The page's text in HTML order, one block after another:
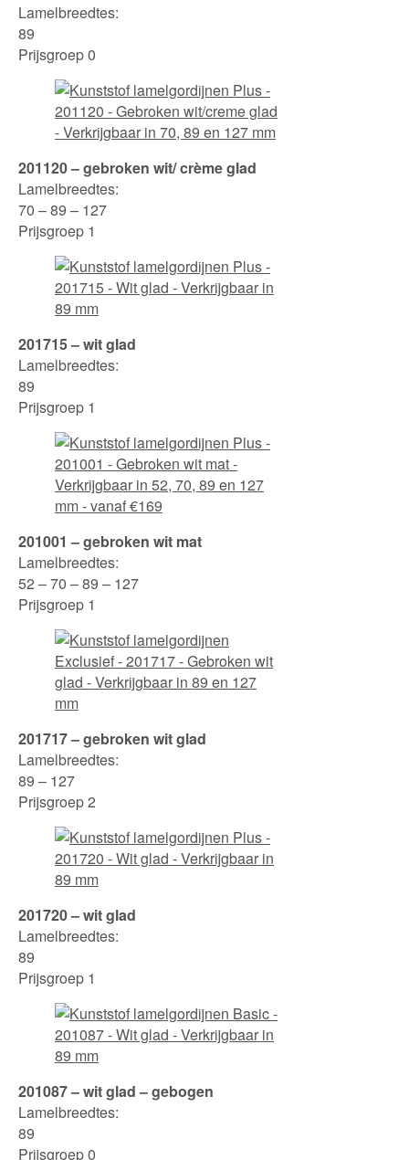
Lamelbreedtes:
89
Prijsgroep 0
201120 – gebroken wit/ crème glad
Lamelbreedtes:
70 – 89 – 127
Prijsgroep 1
201715 – wit glad
Lamelbreedtes:
89
Prijsgroep 1
201001 – gebroken wit mat
Lamelbreedtes:
52 – 70 – 89 – 127
Prijsgroep 1
201717 – gebroken wit glad
Lamelbreedtes:
89 – 127
Prijsgroep 2
201720 – wit glad
Lamelbreedtes:
89
Prijsgroep 1
201087 – wit glad – gebogen
Lamelbreedtes:
89
Prijsgroep 0